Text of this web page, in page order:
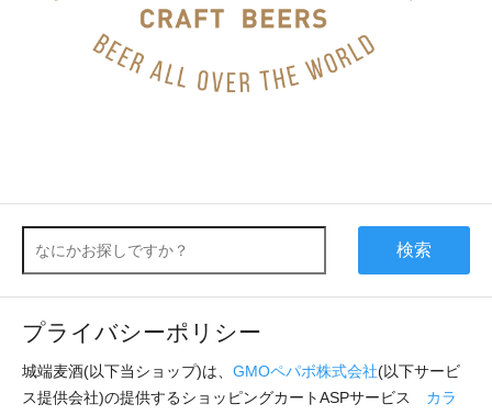
検索
プライバシーポリシー
城端麦酒(以下当ショップ)は、 GMOペパボ株式会社(以下サービ
ス提供会社)の提供するショッピングカートASPサービス カラ